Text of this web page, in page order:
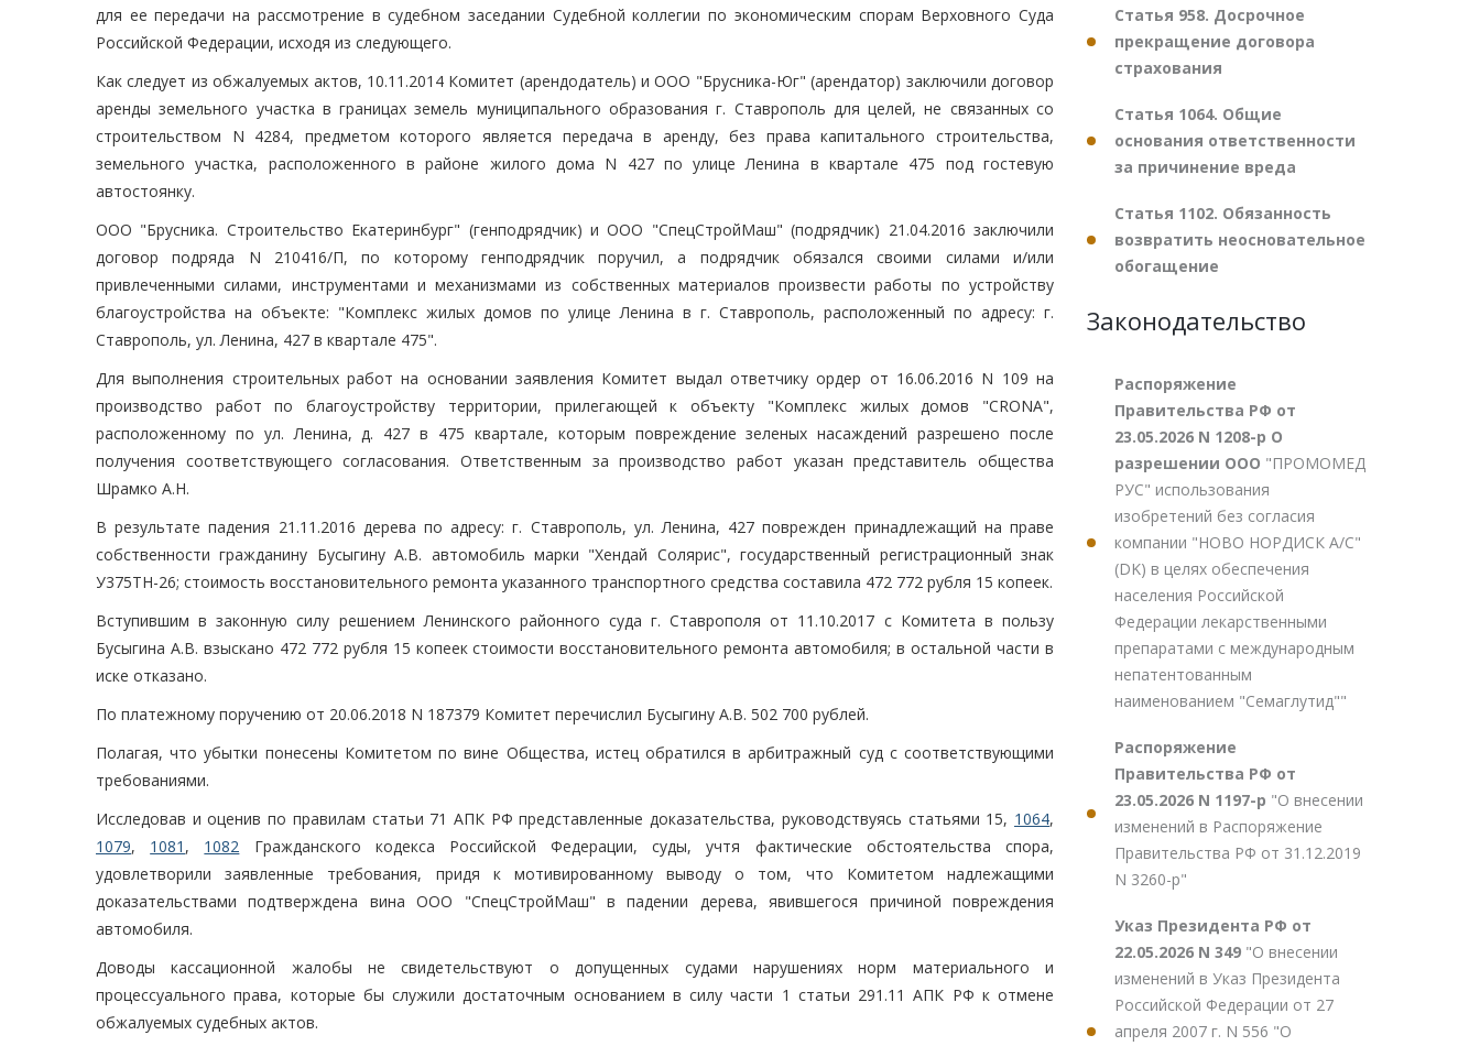
для ее передачи на рассмотрение в судебном заседании Судебной коллегии по экономическим спорам Верховного Суда
Российской Федерации, исходя из следующего.
Как следует из обжалуемых актов, 10.11.2014 Комитет (арендодатель) и ООО "Брусника-Юг" (арендатор) заключили договор
аренды земельного участка в границах земель муниципального образования г. Ставрополь для целей, не связанных со
строительством N 4284, предметом которого является передача в аренду, без права капитального строительства,
земельного участка, расположенного в районе жилого дома N 427 по улице Ленина в квартале 475 под гостевую
автостоянку.
ООО "Брусника. Строительство Екатеринбург" (генподрядчик) и ООО "СпецСтройМаш" (подрядчик) 21.04.2016 заключили
договор подряда N 210416/П, по которому генподрядчик поручил, а подрядчик обязался своими силами и/или
привлеченными силами, инструментами и механизмами из собственных материалов произвести работы по устройству
благоустройства на объекте: "Комплекс жилых домов по улице Ленина в г. Ставрополь, расположенный по адресу: г.
Ставрополь, ул. Ленина, 427 в квартале 475".
Для выполнения строительных работ на основании заявления Комитет выдал ответчику ордер от 16.06.2016 N 109 на
производство работ по благоустройству территории, прилегающей к объекту "Комплекс жилых домов "CRONA",
расположенному по ул. Ленина, д. 427 в 475 квартале, которым повреждение зеленых насаждений разрешено после
получения соответствующего согласования. Ответственным за производство работ указан представитель общества
Шрамко А.Н.
В результате падения 21.11.2016 дерева по адресу: г. Ставрополь, ул. Ленина, 427 поврежден принадлежащий на праве
собственности гражданину Бусыгину А.В. автомобиль марки "Хендай Солярис", государственный регистрационный знак
У375ТН-26; стоимость восстановительного ремонта указанного транспортного средства составила 472 772 рубля 15 копеек.
Вступившим в законную силу решением Ленинского районного суда г. Ставрополя от 11.10.2017 с Комитета в пользу
Бусыгина А.В. взыскано 472 772 рубля 15 копеек стоимости восстановительного ремонта автомобиля; в остальной части в
иске отказано.
По платежному поручению от 20.06.2018 N 187379 Комитет перечислил Бусыгину А.В. 502 700 рублей.
Полагая, что убытки понесены Комитетом по вине Общества, истец обратился в арбитражный суд с соответствующими
требованиями.
Исследовав и оценив по правилам статьи 71 АПК РФ представленные доказательства, руководствуясь статьями 15, 1064,
1079, 1081 , 1082 Гражданского кодекса Российской Федерации, суды, учтя фактические обстоятельства спора,
удовлетворили заявленные требования, придя к мотивированному выводу о том, что Комитетом надлежащими
доказательствами подтверждена вина ООО "СпецСтройМаш" в падении дерева, явившегося причиной повреждения
автомобиля.
Доводы кассационной жалобы не свидетельствуют о допущенных судами нарушениях норм материального и
процессуального права, которые бы служили достаточным основанием в силу части 1 статьи 291.11 АПК РФ к отмене
обжалуемых судебных актов.
Статья 958. Досрочное
прекращение договора
страхования
Статья 1064. Общие
основания ответственности
за причинение вреда
Статья 1102. Обязанность
возвратить неосновательное
обогащение
Законодательство
Распоряжение
Правительства РФ от
23.05.2026 N 1208-р О
разрешении ООО "ПРОМОМЕД
РУС" использования
изобретений без согласия
компании "НОВО НОРДИСК А/С"
(DK) в целях обеспечения
населения Российской
Федерации лекарственными
препаратами с международным
непатентованным
наименованием "Семаглутид""
Распоряжение
Правительства РФ от
23.05.2026 N 1197-р "О внесении
изменений в Распоряжение
Правительства РФ от 31.12.2019
N 3260-р"
Указ Президента РФ от
22.05.2026 N 349 "О внесении
изменений в Указ Президента
Российской Федерации от 27
апреля 2007 г. N 556 "О